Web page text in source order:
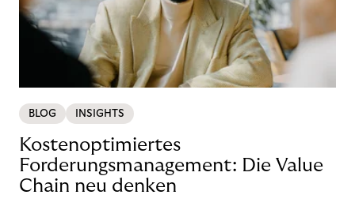
BLOG INSIGHTS
Kostenoptimiertes
Forderungsmanagement: Die Value
Chain neu denken